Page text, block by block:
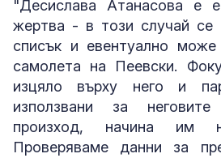
"Десислава Атанасова е
жертва - в този случай се
списък и евентуално
самолета на Пеевски.
изцяло върху него и
използвани за
произход, начина им
Проверяваме данни за